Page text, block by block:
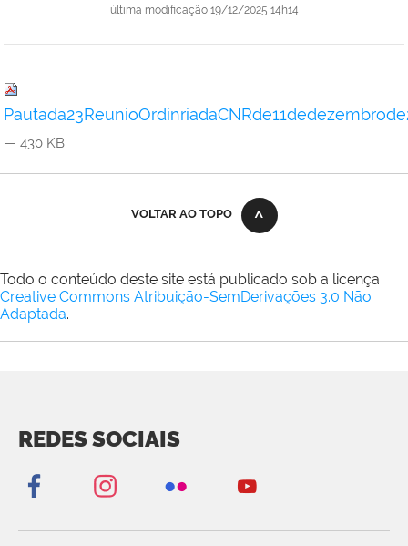
última modificação19/12/2025 14h14
— 430 KB
VOLTAR AO TOPO
Todo o conteúdo deste site está publicado sob a licença
Creative Commons Atribuição-SemDerivações 3.0 Não
Adaptada.
REDES SOCIAIS